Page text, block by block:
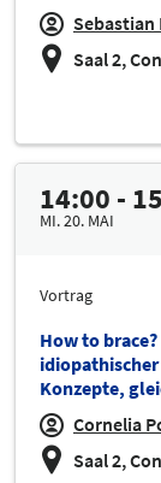
Sebastian
Saal 2,
14:00 -
MI. 20. MAI
Vortrag
How to
Konzepte,
Cornelia
Saal 2,